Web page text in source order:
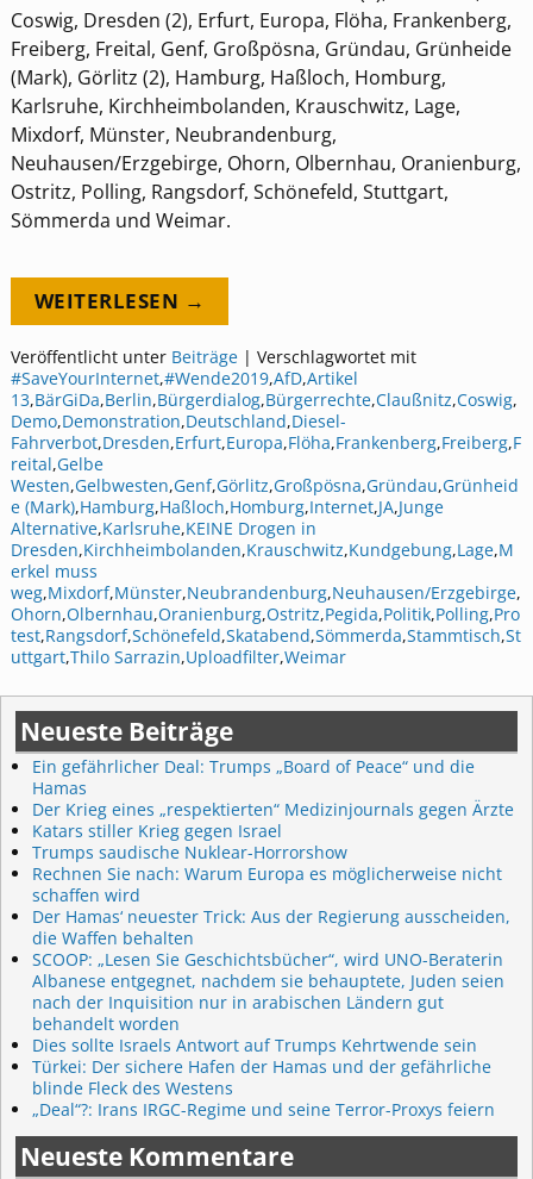
Coswig, Dresden (2), Erfurt, Europa, Flöha, Frankenberg,
Freiberg, Freital, Genf, Großpösna, Gründau, Grünheide
(Mark), Görlitz (2), Hamburg, Haßloch, Homburg,
Karlsruhe, Kirchheimbolanden, Krauschwitz, Lage,
Mixdorf, Münster, Neubrandenburg,
Neuhausen/Erzgebirge, Ohorn, Olbernhau, Oranienburg,
Ostritz, Polling, Rangsdorf, Schönefeld, Stuttgart,
Sömmerda und Weimar.
WEITERLESEN →
Veröffentlicht unter Beiträge| Verschlagwortet mit
#SaveYourInternet,#Wende2019,AfD,Artikel
13,BärGiDa,Berlin,Bürgerdialog,Bürgerrechte,Claußnitz,Coswig,
Demo,Demonstration,Deutschland,Diesel-
Fahrverbot,Dresden,Erfurt,Europa,Flöha,Frankenberg,Freiberg,F
reital,Gelbe
Westen,Gelbwesten,Genf,Görlitz,Großpösna,Gründau,Grünheid
e (Mark),Hamburg,Haßloch,Homburg,Internet,JA,Junge
Alternative,Karlsruhe,KEINE Drogen in
Dresden,Kirchheimbolanden,Krauschwitz,Kundgebung,Lage,M
erkel muss
weg,Mixdorf,Münster,Neubrandenburg,Neuhausen/Erzgebirge,
Ohorn,Olbernhau,Oranienburg,Ostritz,Pegida,Politik,Polling,Pro
test,Rangsdorf,Schönefeld,Skatabend,Sömmerda,Stammtisch,St
uttgart,Thilo Sarrazin,Uploadfilter,Weimar
Neueste Beiträge
Ein gefährlicher Deal: Trumps „Board of Peace“ und die
Hamas
Der Krieg eines „respektierten“ Medizinjournals gegen Ärzte
Katars stiller Krieg gegen Israel
Trumps saudische Nuklear-Horrorshow
Rechnen Sie nach: Warum Europa es möglicherweise nicht
schaffen wird
Der Hamas‘ neuester Trick: Aus der Regierung ausscheiden,
die Waffen behalten
SCOOP: „Lesen Sie Geschichtsbücher“, wird UNO-Beraterin
Albanese entgegnet, nachdem sie behauptete, Juden seien
nach der Inquisition nur in arabischen Ländern gut
behandelt worden
Dies sollte Israels Antwort auf Trumps Kehrtwende sein
Türkei: Der sichere Hafen der Hamas und der gefährliche
blinde Fleck des Westens
„Deal“?: Irans IRGC-Regime und seine Terror-Proxys feiern
Neueste Kommentare